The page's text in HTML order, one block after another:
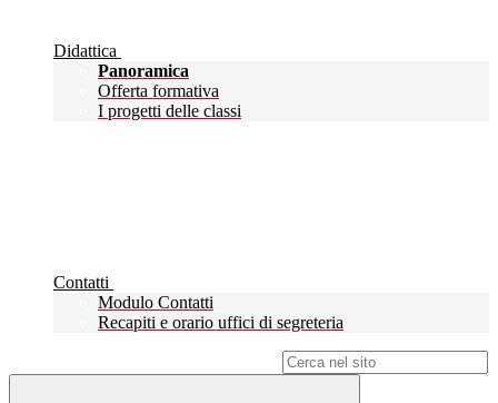
Didattica
Panoramica
Offerta formativa
I progetti delle classi
Contatti
Modulo Contatti
Recapiti e orario uffici di segreteria